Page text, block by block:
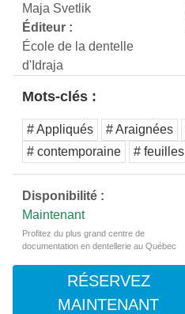
Maja Svetlik
Éditeur :
École de la dentelle
d'Idraja
Mots-clés :
# Appliqués # Araignées
# contemporaine
# feuilles
Disponibilité :
Maintenant
Profitez du plus grand centre de
documentation en dentellerie au Québec
RÉSERVEZ
MAINTENANT